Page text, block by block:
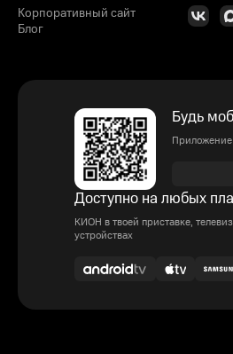
Корпоративный сайт
Блог
Будь
Доступно на любых
КИОН в твоей приставке,
устройствах